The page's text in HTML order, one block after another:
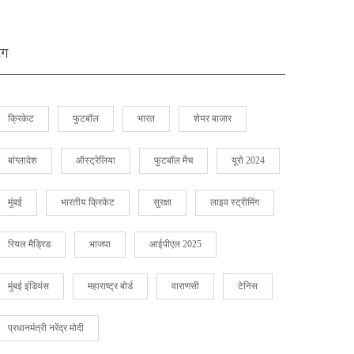
क्रिकेट फुटबॉल भारत शेयर बाजार
बांग्लादेश ऑस्ट्रेलिया फुटबॉल मैच यूरो 2024
मुंबई भारतीय क्रिकेट सुरक्षा लाइव स्ट्रीमिंग
रियल मैड्रिड भाजपा आईपीएल 2025
मुंबई इंडियंस महाराष्ट्र बोर्ड वाराणसी टेनिस
प्रधानमंत्री नरेंद्र मोदी